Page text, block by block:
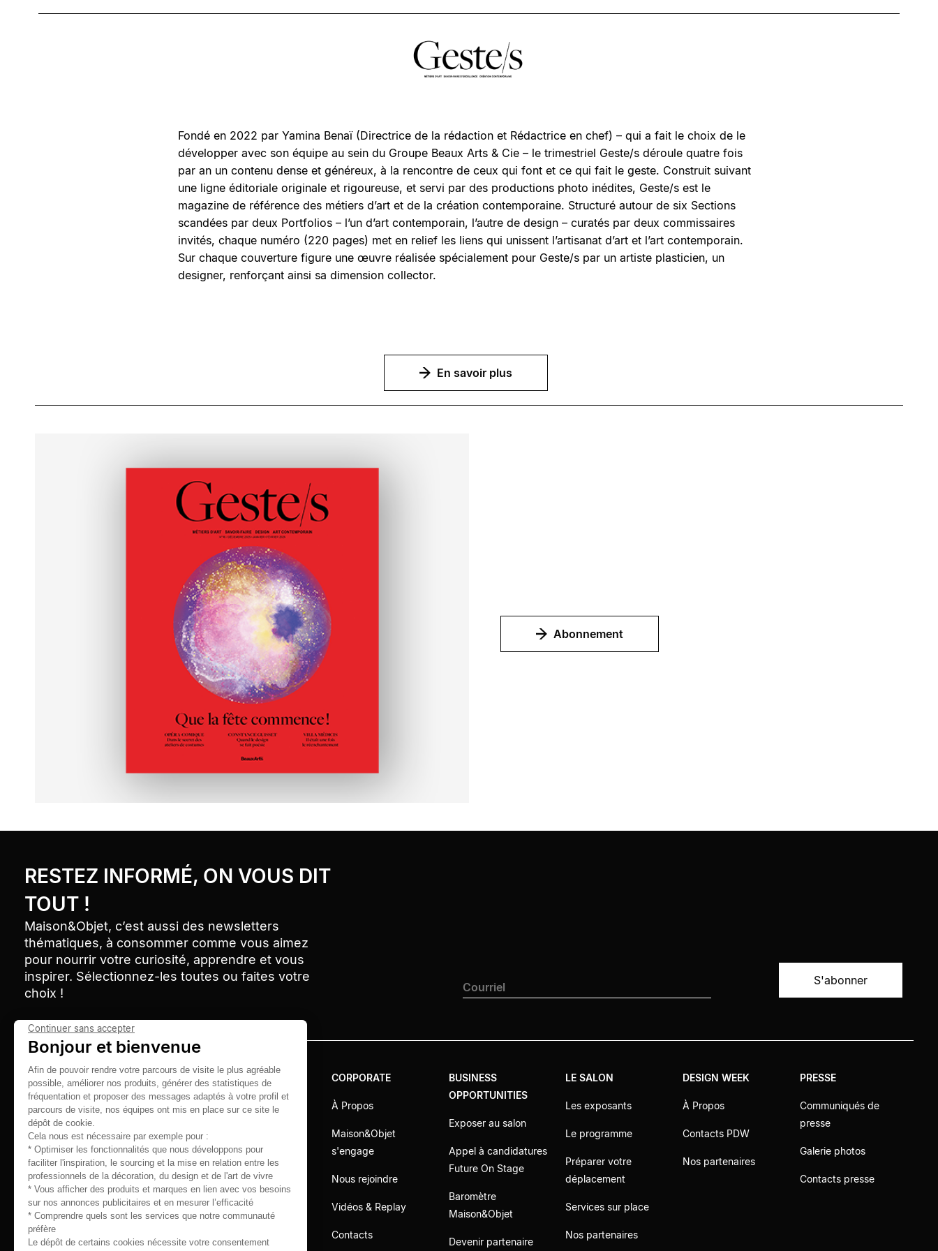
Fondé en 2022 par Yamina Benaï (Directrice de la rédaction et Rédactrice en chef) – qui a fait le choix de le
développer avec son équipe au sein du Groupe Beaux Arts & Cie – le trimestriel Geste/s déroule quatre fois
par an un contenu dense et généreux, à la rencontre de ceux qui font et ce qui fait le geste. Construit suivant
une ligne éditoriale originale et rigoureuse, et servi par des productions photo inédites, Geste/s est le
magazine de référence des métiers d’art et de la création contemporaine. Structuré autour de six Sections
scandées par deux Portfolios – l’un d’art contemporain, l’autre de design – curatés par deux commissaires
invités, chaque numéro (220 pages) met en relief les liens qui unissent l’artisanat d’art et l’art contemporain.
Sur chaque couverture figure une œuvre réalisée spécialement pour Geste/s par un artiste plasticien, un
designer, renforçant ainsi sa dimension collector.
En savoir plus
Abonnement
› Retour au menu
› Retour haut de page
RESTEZ INFORMÉ, ON VOUS DIT
TOUT !
Maison&Objet, c’est aussi des newsletters
thématiques, à consommer comme vous aimez
pour nourrir votre curiosité, apprendre et vous
inspirer. Sélectionnez-les toutes ou faites votre
choix !
10-14 septembre 2026
14-18 janvier 2027
Parc des expositions Paris Nord Villepinte
CORPORATE
À Propos
Maison&Objet
s'engage
Nous rejoindre
Vidéos & Replay
Contacts
BUSINESS
OPPORTUNITIES
Exposer au salon
Appel à candidatures
Future On Stage
Baromètre
Maison&Objet
Devenir partenaire
LE SALON
Les exposants
Le programme
Préparer votre
déplacement
Services sur place
Nos partenaires
DESIGN WEEK
À Propos
Contacts PDW
Nos partenaires
PRESSE
Communiqués de
presse
Galerie photos
Contacts presse
Continuer sans accepter
Bonjour et bienvenue
Afin de pouvoir rendre votre parcours de visite le plus agréable
possible, améliorer nos produits, générer des statistiques de
fréquentation et proposer des messages adaptés à votre profil et
parcours de visite, nos équipes ont mis en place sur ce site le
dépôt de cookie.
Cela nous est nécessaire par exemple pour :
* Optimiser les fonctionnalités que nous développons pour
faciliter l'inspiration, le sourcing et la mise en relation entre les
professionnels de la décoration, du design et de l'art de vivre
* Vous afficher des produits et marques en lien avec vos besoins
sur nos annonces publicitaires et en mesurer l’efficacité
* Comprendre quels sont les services que notre communauté
préfère
Le dépôt de certains cookies nécessite votre consentement